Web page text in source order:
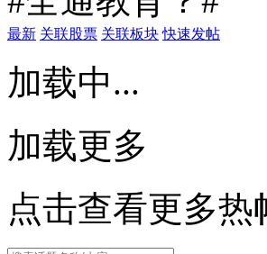
最新 关联股票 关联板块 快速发帖
加载中...
加载更多
点击查看更多热